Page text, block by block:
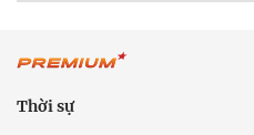
Thời sự